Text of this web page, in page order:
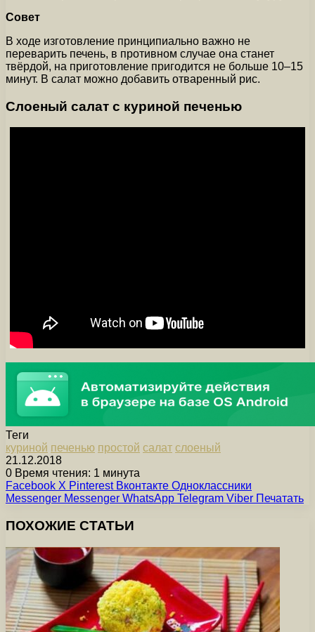
Совет
В ходе изготовление принципиально важно не
переварить печень, в противном случае она станет
твёрдой, на приготовление пригодится не больше 10–15
минут. В салат можно добавить отваренный рис.
Слоеный салат с куриной печенью
Теги
куриной печенью простой салат слоеный
21.12.2018
0 Время чтения: 1 минута
Facebook X Pinterest Вконтакте Одноклассники
Messenger Messenger WhatsApp Telegram Viber Печатать
ПОХОЖИЕ СТАТЬИ